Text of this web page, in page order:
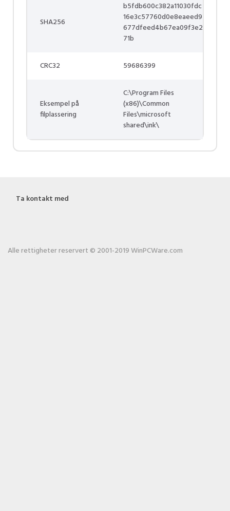
SHA256
b5fdb600c382a11030fdc
16e3c57760d0e8eaeed9
677dfeed4b67ea09f3e2
71b
CRC32 59686399
Eksempel på
filplassering
C:\Program Files
(x86)\Common
Files\microsoft
shared\ink\
Ta kontakt med
Alle rettigheter reservert © 2001-2019 WinPCWare.com